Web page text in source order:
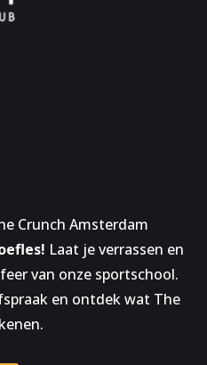
Crunch Amsterdam
Laat je verrassen en
van onze sportschool.
en ontdek wat The